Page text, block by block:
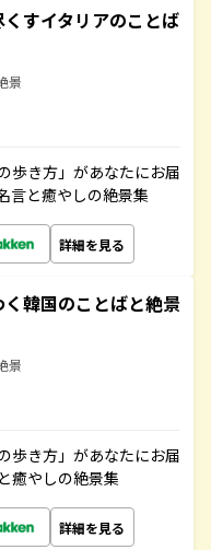
すイタリアのことば
景
歩き方」があなたにお届
言と癒やしの絶景集
詳細を見る
韓国のことばと絶景
景
歩き方」があなたにお届
癒やしの絶景集
詳細を見る